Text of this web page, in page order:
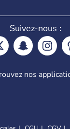
Suivez-nous :
nos